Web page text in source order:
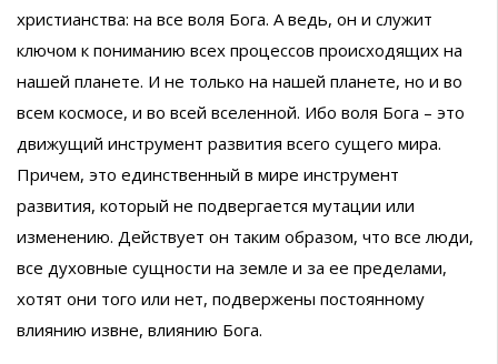
христианства: на все воля Бога. А ведь, он и служит
ключом к пониманию всех процессов происходящих на
нашей планете. И не только на нашей планете, но и во
всем космосе, и во всей вселенной. Ибо воля Бога – это
движущий инструмент развития всего сущего мира.
Причем, это единственный в мире инструмент
развития, который не подвергается мутации или
изменению. Действует он таким образом, что все люди,
все духовные сущности на земле и за ее пределами,
хотят они того или нет, подвержены постоянному
влиянию извне, влиянию Бога.